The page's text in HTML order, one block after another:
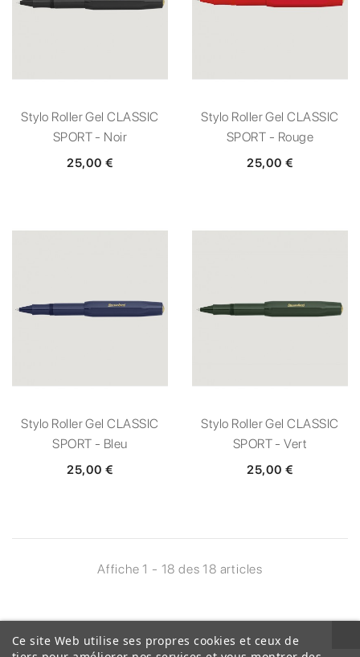
Stylo Roller Gel CLASSIC
SPORT - Noir
25,00 €
Stylo Roller Gel CLASSIC
SPORT - Rouge
25,00 €
Stylo Roller Gel CLASSIC
SPORT - Bleu
25,00 €
Stylo Roller Gel CLASSIC
SPORT - Vert
25,00 €
Affiche 1 - 18 des 18 articles
Ce site Web utilise ses propres cookies et ceux de